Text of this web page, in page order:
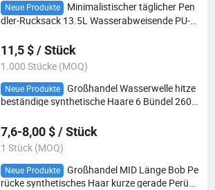
Neue Produkte
Minimalistischer täglicher Pen
dler-Rucksack 13.5L Wasserabweisende PU-L
11,5 $ / Stück
1.000 Stücke (MOQ)
Neue Produkte
Großhandel Wasserwelle hitze
beständige synthetische Haare 6 Bündel 260g
7,6-8,00 $ / Stück
1 Stück (MOQ)
Neue Produkte
Großhandel MID Länge Bob Pe
rücke synthetisches Haar kurze gerade Perück